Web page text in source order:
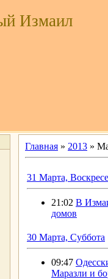
Измаил
Главная » 2013 »
31 Марта,
21:02 В
домов
30 Марта, Суббота
09:47
Маразли и